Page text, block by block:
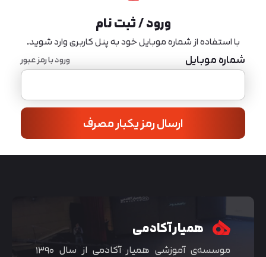
ورود / ثبت نام
با استفاده از شماره موبایل خود به پنل کاربری وارد شوید.
شماره موبایل ورود با رمز عبور
ارسال رمز یکبار مصرف
همیار آکادمی
موسسه‌ی آموزشی همیار آکادمی از سال ۱۳۹۰